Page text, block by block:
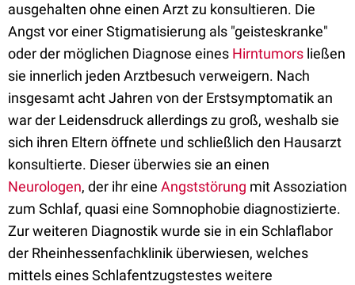
ausgehalten ohne einen Arzt zu konsultieren. Die
Angst vor einer Stigmatisierung als "geisteskranke"
oder der möglichen Diagnose eines Hirntumors ließen
sie innerlich jeden Arztbesuch verweigern. Nach
insgesamt acht Jahren von der Erstsymptomatik an
war der Leidensdruck allerdings zu groß, weshalb sie
sich ihren Eltern öffnete und schließlich den Hausarzt
konsultierte. Dieser überwies sie an einen
Neurologen, der ihr eine Angststörung mit Assoziation
zum Schlaf, quasi eine Somnophobie diagnostizierte.
Zur weiteren Diagnostik wurde sie in ein Schlaflabor
der Rheinhessenfachklinik überwiesen, welches
mittels eines Schlafentzugstestes weitere